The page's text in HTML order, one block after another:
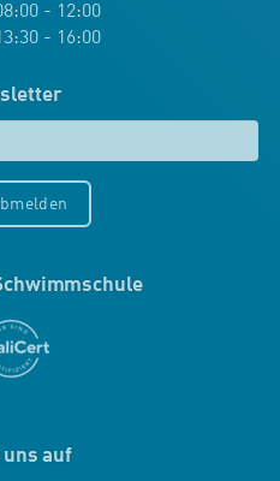
- 12:00
- 16:00
uns auf